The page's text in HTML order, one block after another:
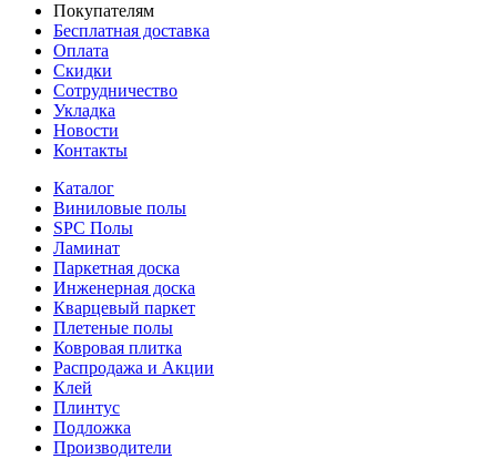
Покупателям
Бесплатная доставка
Оплата
Скидки
Сотрудничество
Укладка
Новости
Контакты
Каталог
Виниловые полы
SPC Полы
Ламинат
Паркетная доска
Инженерная доска
Кварцевый паркет
Плетеные полы
Ковровая плитка
Распродажа и Акции
Клей
Плинтус
Подложка
Производители